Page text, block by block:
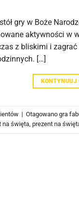
gry w Boże
aktywności
z bliskimi i
[…]
KONTYNUUJ
| Otagowano gra
na święta prezent na